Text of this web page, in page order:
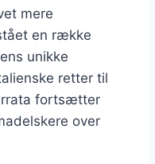
mere
en række
unikke
retter til
fortsætter
over